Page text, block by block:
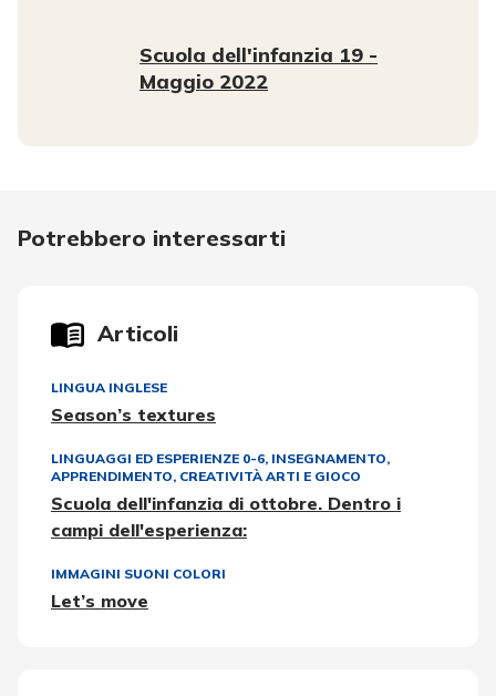
Scuola dell'infanzia 19 -
Maggio 2022
Potrebbero interessarti
Articoli
LINGUA INGLESE
Season’s textures
LINGUAGGI ED ESPERIENZE 0-6, INSEGNAMENTO,
APPRENDIMENTO, CREATIVITÀ ARTI E GIOCO
Scuola dell'infanzia di ottobre. Dentro i
campi dell'esperienza:
IMMAGINI SUONI COLORI
Let’s move